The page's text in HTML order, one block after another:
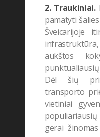
2. Traukiniai.
pamatyti
Šveicarijoje
aukštos
Dėl šių
transporto
vietiniai
gerai